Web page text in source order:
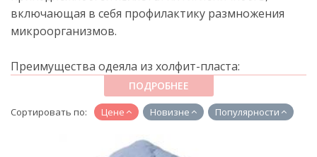
включающая в себя профилактику размножения
микроорганизмов.
Преимущества одеяла из холфит-пласта:
не впитывает влагу и запахи;
антиаллергенность (можно использвать
ПОДРОБНЕЕ
Сортировать по: Цене Новизне Популярности